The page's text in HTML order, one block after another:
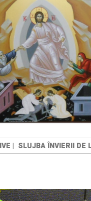
| SLUJBA ÎNVIERII DE